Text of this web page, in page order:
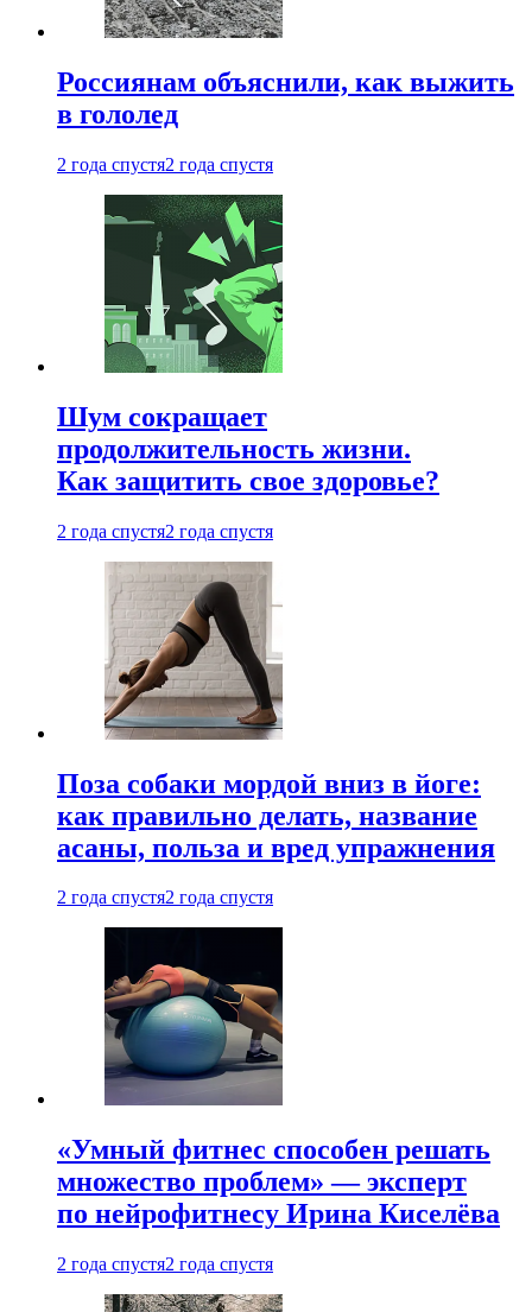
Россиянам объяснили, как выжить
в гололед
2 года спустя2 года спустя
Шум сокращает
продолжительность жизни.
Как защитить свое здоровье?
2 года спустя2 года спустя
Поза собаки мордой вниз в йоге:
как правильно делать, название
асаны, польза и вред упражнения
2 года спустя2 года спустя
«Умный фитнес способен решать
множество проблем» — эксперт
по нейрофитнесу Ирина Киселёва
2 года спустя2 года спустя